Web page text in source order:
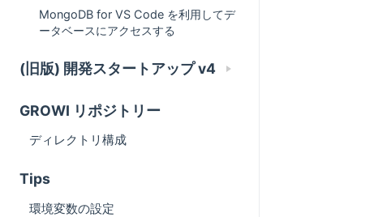
MongoDB for VS Code を利用してデ
ータベースにアクセスする
(旧版) 開発スタートアップ v4
GROWI リポジトリー
ディレクトリ構成
Tips
環境変数の設定